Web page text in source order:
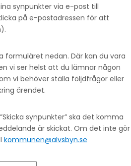
synpunkter via e-post till
på e-postadressen för att
formuläret nedan. Där kan du vara
vi ser helst att du lämnar någon
vi behöver ställa följdfrågor eller
ärendet.
synpunkter” ska det komma
är skickat. Om det inte gör
kommunen@alvsbyn.se